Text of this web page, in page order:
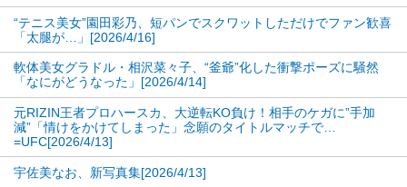
“テニス美女”園田彩乃、短パンでスクワットしただけでファン歓喜
「太腿が…」[2026/4/16]
軟体美女グラドル・相沢菜々子、“釜爺”化した衝撃ポーズに騒然
「なにがどうなった」[2026/4/14]
元RIZIN王者プロハースカ、大逆転KO負け！相手のケガに”手加
減”「情けをかけてしまった」念願のタイトルマッチで…
=UFC[2026/4/13]
宇佐美なお、新写真集[2026/4/13]